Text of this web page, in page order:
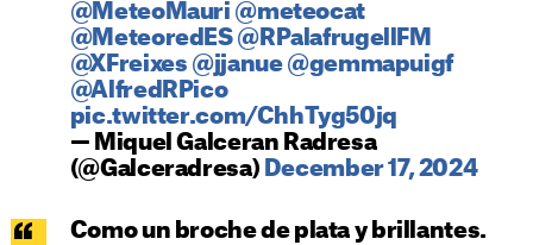
@MeteoMauri @meteocat
@MeteoredES @RPalafrugellFM
@XFreixes @jjanue @gemmapuigf
@AlfredRPico
pic.twitter.com/ChhTyg50jq
— Miquel Galceran Radresa
(@Galceradresa) December 17, 2024
Como un broche de plata y brillantes.